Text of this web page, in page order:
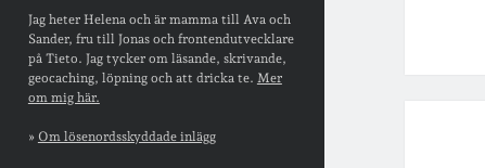
Jag heter Helena och är mamma till Ava och
Sander, fru till Jonas och frontendutvecklare
på Tieto. Jag tycker om läsande, skrivande,
geocaching, löpning och att dricka te. Mer
om mig här.
» Om lösenordsskyddade inlägg